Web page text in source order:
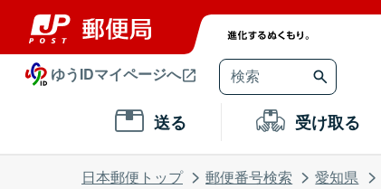
ゆうIDマイページへ
送る 受け取る
日本郵便トップ 郵便番号検索 愛知県